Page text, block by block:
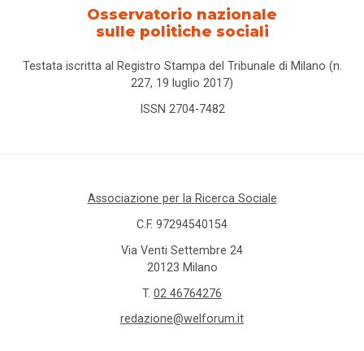
Osservatorio nazionale
sulle politiche sociali
Testata iscritta al Registro Stampa del Tribunale di Milano (n.
227, 19 luglio 2017)
ISSN 2704-7482
Associazione per la Ricerca Sociale
C.F. 97294540154
Via Venti Settembre 24
20123 Milano
T. 02 46764276
redazione@welforum.it